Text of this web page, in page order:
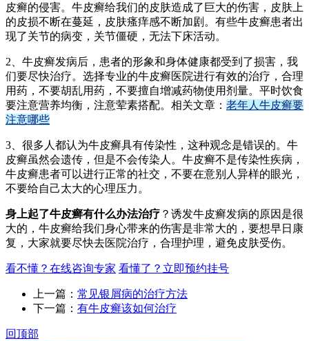
皮癣的侵害。牛皮癣给我们的皮肤造成了巨大的伤害，皮肤上
的皮损不断在蔓延，皮肤瘙痒感不断加剧。有些牛皮癣患者出
现了关节的病变，关节僵硬，无法下床活动。
2、牛皮癣发病后，患者的形象和身体健康都受到了损害，我
们要尽快治疗。选择专业的牛皮癣医院进行有效的治疗，合理
用药，不要胡乱用药，不要擅自增减药物使用剂量。平时饮食
要注意营养均衡，注意荤素搭配。相关文章： 老年人牛皮癣要
注意哪些
3、很多人都认为牛皮癣具有传染性，这种观念是错误的。牛
皮癣虽然会遗传，但是不会传染人。牛皮癣不是传染性疾病，
牛皮癣患者可以进行正常的社交，不要在意别人异样的眼光，
不要给自己太大的心理压力。
身上起了牛皮癣有什么办法治疗 ？诱发牛皮癣发病的原因是很
大的，牛皮癣给我们身心带来的伤害是非常大的，要想早日康
复，大家就要尽快去医院治疗，合理护理，避免皮肤受伤。
看不懂？在线咨询专家 看懂了？立即预约挂号
上一篇： 常见银屑病的治疗方法
下一篇： 有牛皮癣该如何治疗
回顶部